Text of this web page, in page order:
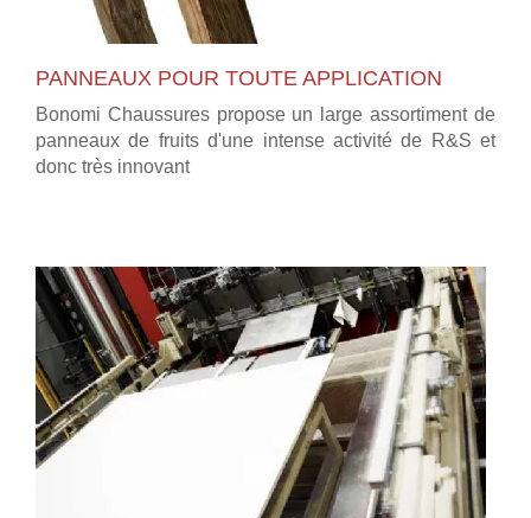
PANNEAUX POUR TOUTE APPLICATION
Bonomi Chaussures propose un large assortiment de
panneaux de fruits d'une intense activité de R&S et
donc très innovant